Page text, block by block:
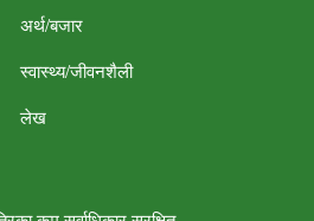
अर्थ/बजार
स्वास्थ्य/जीवनशैली
लेख